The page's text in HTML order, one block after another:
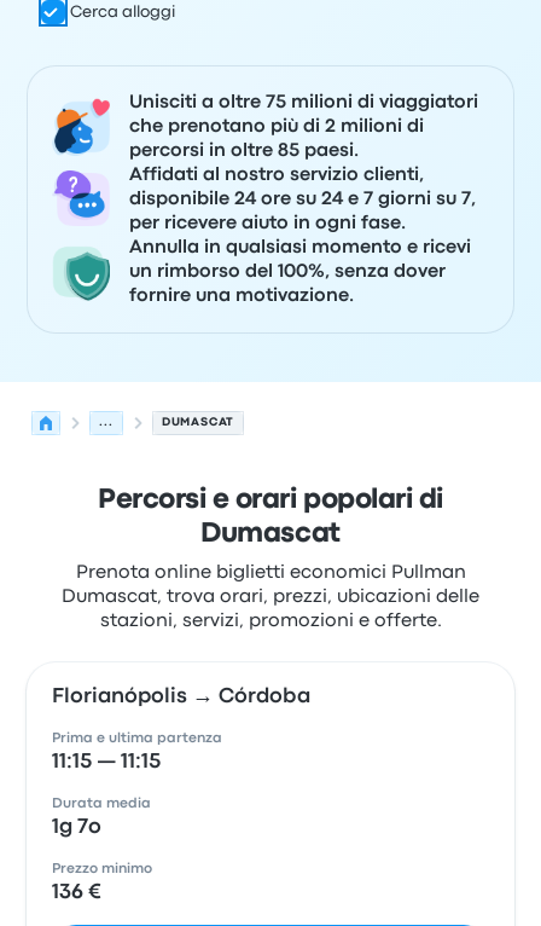
Cerca alloggi
Unisciti a oltre 75 milioni di viaggiatori
che prenotano più di 2 milioni di
percorsi in oltre 85 paesi.
Affidati al nostro servizio clienti,
disponibile 24 ore su 24 e 7 giorni su 7,
per ricevere aiuto in ogni fase.
Annulla in qualsiasi momento e ricevi
un rimborso del 100%, senza dover
fornire una motivazione.
... DUMASCAT
Percorsi e orari popolari di
Dumascat
Prenota online biglietti economici Pullman
Dumascat, trova orari, prezzi, ubicazioni delle
stazioni, servizi, promozioni e offerte.
Florianópolis → Córdoba
Prima e ultima partenza
11:15 — 11:15
Durata media
1g 7o
Prezzo minimo
136 €